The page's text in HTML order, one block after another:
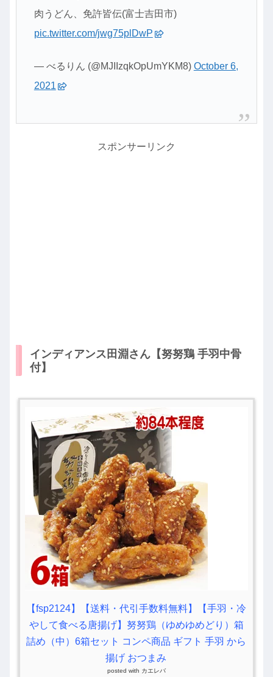
肉うどん、免許皆伝(富士吉田市)
pic.twitter.com/jwg75plDwP
— べるりん (@MJIIzqkOpUmYKM8) October 6,
2021
スポンサーリンク
インディアンス田淵さん【努努鶏 手羽中骨
付】
【fsp2124】【送料・代引手数料無料】【手羽・冷
やして食べる唐揚げ】努努鶏（ゆめゆめどり）箱
詰め（中）6箱セット コンペ商品 ギフト 手羽 から
揚げ おつまみ
posted with カエレバ